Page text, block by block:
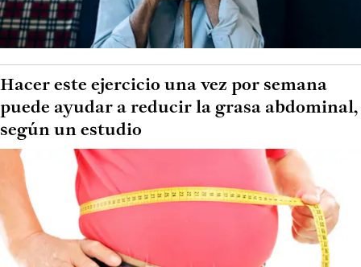
Hacer este ejercicio una vez por semana
puede ayudar a reducir la grasa abdominal,
según un estudio